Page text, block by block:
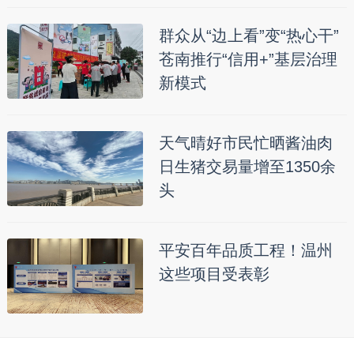
群众从“边上看”变“热心干”
苍南推行“信用+”基层治理
新模式
天气晴好市民忙晒酱油肉
日生猪交易量增至1350余
头
平安百年品质工程！温州
这些项目受表彰